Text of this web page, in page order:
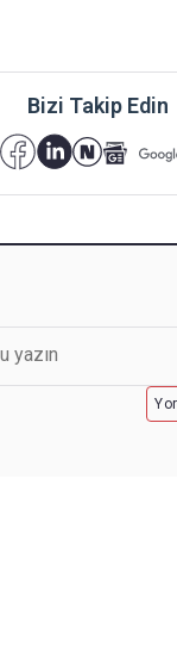
Bizi Takip Edin